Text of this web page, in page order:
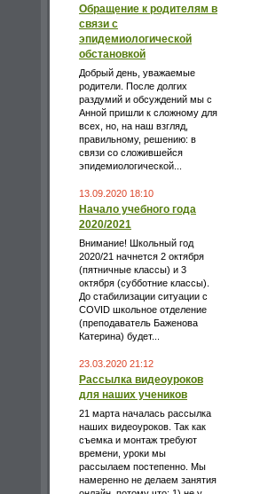
Обращение к родителям в
связи с
эпидемиологической
обстановкой
Добрый день, уважаемые
родители. После долгих
раздумий и обсуждений мы с
Анной пришли к сложному для
всех, но, на наш взгляд,
правильному, решению: в
связи со сложившейся
эпидемиологической...
13.09.2020 18:10
Начало учебного года
2020/2021
Внимание! Школьный год
2020/21 начнется 2 октября
(пятничные классы) и 3
октября (субботние классы).
До стабилизации ситуации c
COVID школьное отделение
(преподаватель Баженова
Катерина) будет...
23.03.2020 21:12
Рассылка видеоуроков
для наших учеников
21 марта началась рассылка
наших видеоуроков. Так как
съемка и монтаж требуют
времени, уроки мы
рассылаем постепенно. Мы
намеренно не делаем занятия